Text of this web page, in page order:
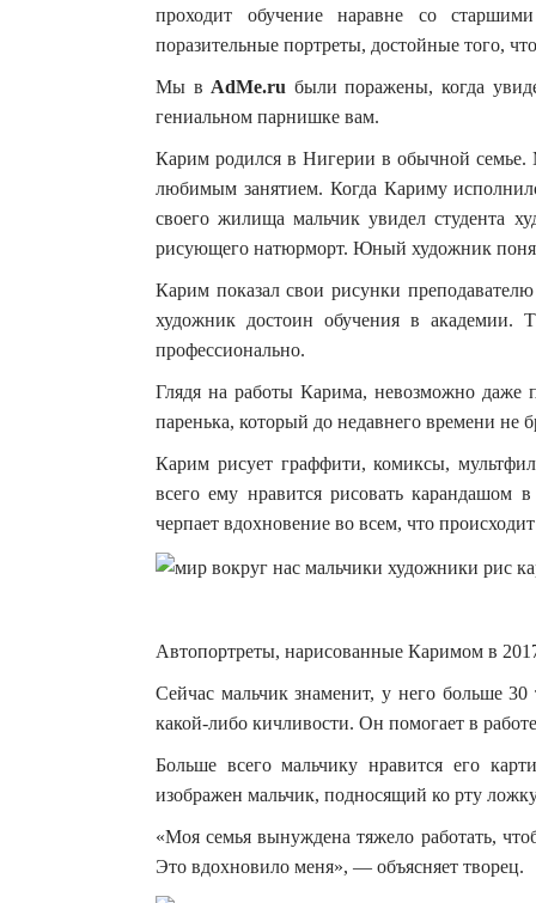
проходит обучение наравне со
поразительные портреты, достойные того,
Мы в AdMe.ru были поражены, когда
гениальном парнишке вам.
Карим родился в Нигерии в обычной семье.
любимым занятием. Когда Кариму
своего жилища мальчик увидел студента
рисующего натюрморт. Юный художник
Карим показал свои рисунки
художник достоин обучения в академии.
профессионально.
Глядя на работы Карима, невозможно даже
паренька, который до недавнего времени не
Карим рисует граффити, комиксы,
всего ему нравится рисовать
черпает вдохновение во всем, что
Автопортреты, нарисованные Каримом в
Сейчас мальчик знаменит, у него больше
какой-либо кичливости. Он помогает в
Больше всего мальчику нравится его
изображен мальчик, подносящий ко рту
«Моя семья вынуждена тяжело работать,
Это вдохновило меня», — объясняет творец.